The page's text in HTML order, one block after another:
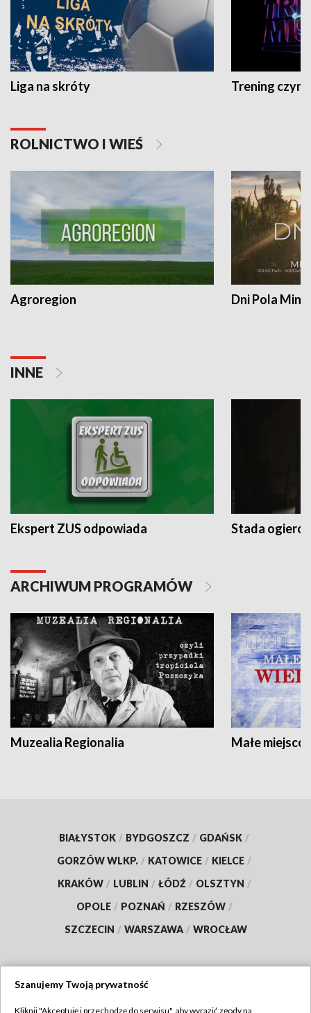
Liga na skróty Trening czyni
ROLNICTWO I WIEŚ
Agroregion Dni Pola
INNE
Ekspert ZUS odpowiada Stada
ARCHIWUM PROGRAMÓW
Muzealia Regionalia Małe
BIAŁYSTOK / BYDGOSZCZ / GDAŃSK /
GORZÓW WLKP. / KATOWICE / KIELCE /
KRAKÓW / LUBLIN / ŁÓDŹ / OLSZTYN /
OPOLE / POZNAŃ / RZESZÓW /
SZCZECIN / WARSZAWA / WROCŁAW
Szanujemy Twoją prywatność
Kliknij "Akceptuję i przechodzę do serwisu", aby wyrazić zgody na